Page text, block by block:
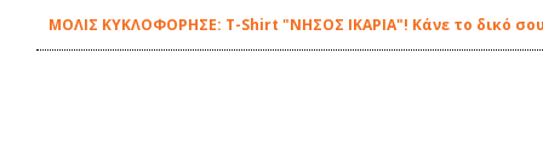
ΜΟΛΙΣ ΚΥΚΛΟΦΟΡΗΣΕ: Τ-Shirt "ΝΗΣΟΣ ΙΚΑΡΙΑ"! Κάνε το δικό